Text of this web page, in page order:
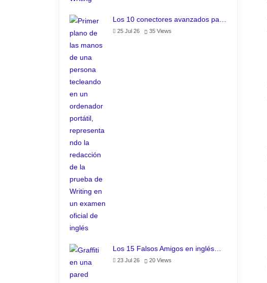
Los 10 conectores avanzados pa…
25 Jul 26 35 Views
Los 15 Falsos Amigos en inglés…
23 Jul 26 20 Views